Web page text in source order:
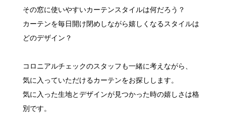
その窓に使いやすいカーテンスタイルは何だろう？
カーテンを毎日開け閉めしながら嬉しくなるスタイルは
どのデザイン？
コロニアルチェックのスタッフも一緒に考えながら、
気に入っていただけるカーテンをお探しします。
気に入った生地とデザインが見つかった時の嬉しさは格
別です。